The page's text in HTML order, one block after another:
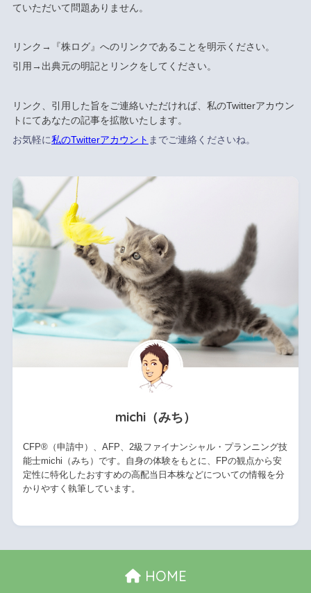
ていただいて問題ありません。
リンク→『株ログ』へのリンクであることを明示ください。
引用→出典元の明記とリンクをしてください。
リンク、引用した旨をご連絡いただければ、私のTwitterアカウン
トにてあなたの記事を拡散いたします。
お気軽に私のTwitterアカウント までご連絡くださいね。
michi（みち）
CFP®（申請中）、AFP、2級ファイナンシャル・プランニング技
能士michi（みち）です。自身の体験をもとに、FPの観点から安
定性に特化したおすすめの高配当日本株などについての情報を分
かりやすく執筆しています。
HOME